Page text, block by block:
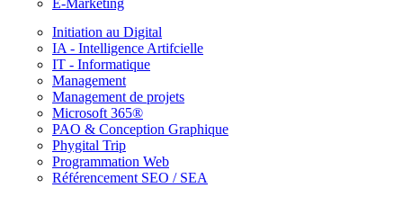
Initiation au Digital
IA - Intelligence Artifcielle
IT - Informatique
Management
Management de projets
Microsoft 365®
PAO & Conception Graphique
Phygital Trip
Programmation Web
Référencement SEO / SEA